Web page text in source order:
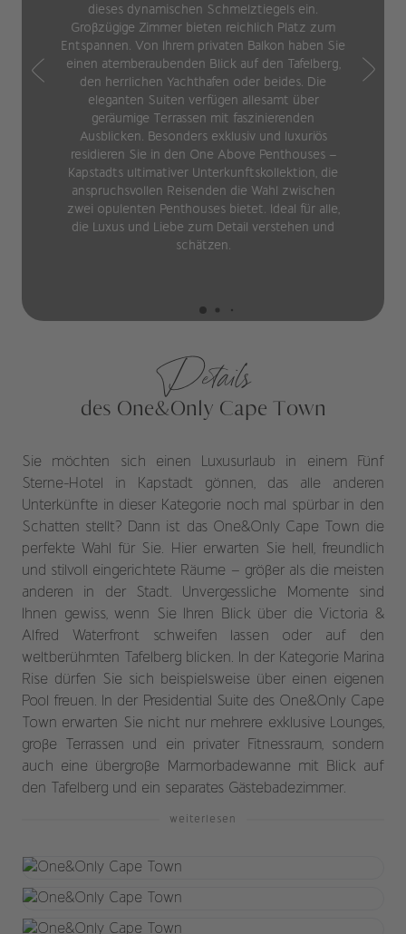
dieses dynamischen Schmelztiegels ein.
Großzügige Zimmer bieten reichlich Platz zum
Entspannen. Von Ihrem privaten Balkon haben Sie
einen atemberaubenden Blick auf den Tafelberg,
den herrlichen Yachthafen oder beides. Die
eleganten Suiten verfügen allesamt über
geräumige Terrassen mit faszinierenden
Ausblicken. Besonders exklusiv und luxuriös
residieren Sie in den One Above Penthouses –
Kapstadts ultimativer Unterkunftskollektion, die
anspruchsvollen Reisenden die Wahl zwischen
zwei opulenten Penthouses bietet. Ideal für alle,
die Luxus und Liebe zum Detail verstehen und
schätzen.
Details
des One&Only Cape Town
Sie möchten sich einen Luxusurlaub in einem Fünf
Sterne-Hotel in Kapstadt gönnen, das alle anderen
Unterkünfte in dieser Kategorie noch mal spürbar in den
Schatten stellt? Dann ist das One&Only Cape Town die
perfekte Wahl für Sie. Hier erwarten Sie hell, freundlich
und stilvoll eingerichtete Räume – größer als die meisten
anderen in der Stadt. Unvergessliche Momente sind
Ihnen gewiss, wenn Sie Ihren Blick über die Victoria &
Alfred Waterfront schweifen lassen oder auf den
weltberühmten Tafelberg blicken. In der Kategorie Marina
Rise dürfen Sie sich beispielsweise über einen eigenen
Pool freuen. In der Presidential Suite des One&Only Cape
Town erwarten Sie nicht nur mehrere exklusive Lounges,
große Terrassen und ein privater Fitnessraum, sondern
auch eine übergroße Marmorbadewanne mit Blick auf
den Tafelberg und ein separates Gästebadezimmer.
weiterlesen